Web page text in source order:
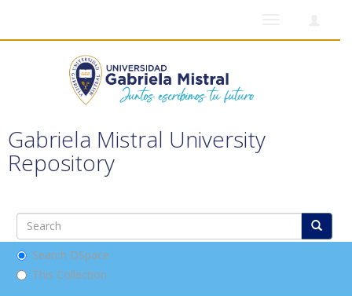
Gabriela Mistral University
Repository
Search DSpace
This Collection